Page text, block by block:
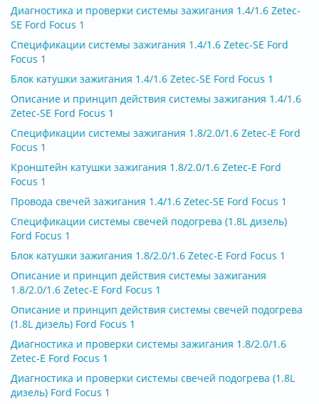
Диагностика и проверки системы зажигания 1.4/1.6 Zetec-
SE Ford Focus 1
Спецификации системы зажигания 1.4/1.6 Zetec-SE Ford
Focus 1
Блок катушки зажигания 1.4/1.6 Zetec-SE Ford Focus 1
Описание и принцип действия системы зажигания 1.4/1.6
Zetec-SE Ford Focus 1
Спецификации системы зажигания 1.8/2.0/1.6 Zetec-E Ford
Focus 1
Кронштейн катушки зажигания 1.8/2.0/1.6 Zetec-E Ford
Focus 1
Провода свечей зажигания 1.4/1.6 Zetec-SE Ford Focus 1
Спецификации системы свечей подогрева (1.8L дизель)
Ford Focus 1
Блок катушки зажигания 1.8/2.0/1.6 Zetec-E Ford Focus 1
Описание и принцип действия системы зажигания
1.8/2.0/1.6 Zetec-E Ford Focus 1
Описание и принцип действия системы свечей подогрева
(1.8L дизель) Ford Focus 1
Диагностика и проверки системы зажигания 1.8/2.0/1.6
Zetec-E Ford Focus 1
Диагностика и проверки системы свечей подогрева (1.8L
дизель) Ford Focus 1